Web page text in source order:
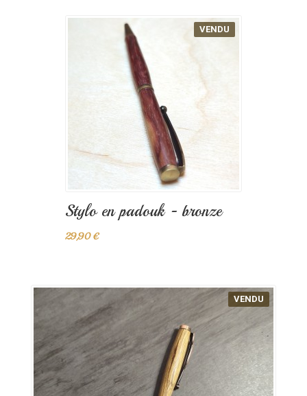
Stylo en padouk - bronze
29,90 €
VENDU
VENDU